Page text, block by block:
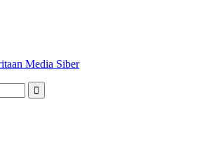
Media Siber